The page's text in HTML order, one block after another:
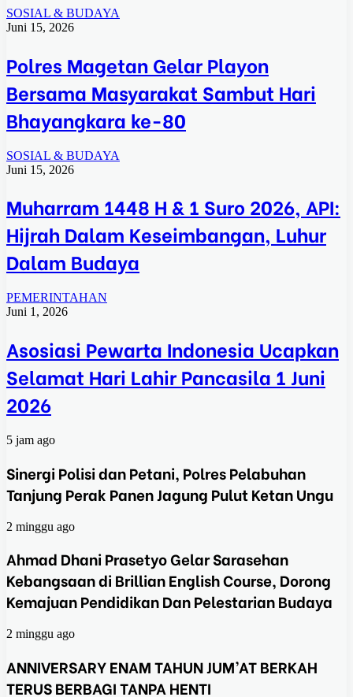
SOSIAL & BUDAYA
Juni 15, 2026
Polres Magetan Gelar Playon
Bersama Masyarakat Sambut Hari
Bhayangkara ke-80
SOSIAL & BUDAYA
Juni 15, 2026
Muharram 1448 H & 1 Suro 2026, API:
Hijrah Dalam Keseimbangan, Luhur
Dalam Budaya
PEMERINTAHAN
Juni 1, 2026
Asosiasi Pewarta Indonesia Ucapkan
Selamat Hari Lahir Pancasila 1 Juni
2026
5 jam ago
Sinergi Polisi dan Petani, Polres Pelabuhan
Tanjung Perak Panen Jagung Pulut Ketan Ungu
2 minggu ago
Ahmad Dhani Prasetyo Gelar Sarasehan
Kebangsaan di Brillian English Course, Dorong
Kemajuan Pendidikan Dan Pelestarian Budaya
2 minggu ago
ANNIVERSARY ENAM TAHUN JUM’AT BERKAH
TERUS BERBAGI TANPA HENTI